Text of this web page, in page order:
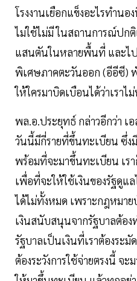
โรงงานเยือกแข็งอะไรทำนอ
ไม่ใช้ไม่มี ในสถานการณ์ปก
แสนตันในหลายพื้นที่ และ
พิเศษภาคตะวันออก (อีอีซี)
ให้ใครมาบิดเบือนได้ว่าเราไ
พล.อ.ประยุทธ์ กล่าวอีกว่า เ
วันนี้มีกี่รายที่ขึ้นทะเบียน ซึ่ง
พร้อมที่จะมาขึ้นทะเบียน เร
เพื่อที่จะให้ใช้เงินของรัฐดูแ
ได้ไม่ทั้งหมด เพราะกฎหมา
เงินสนับสนุนจากรัฐบาลต้อง
รัฐบาลเป็นเงินที่เราต้องระมั
ต้องระวังการใช้จ่ายตรงนี้ จ